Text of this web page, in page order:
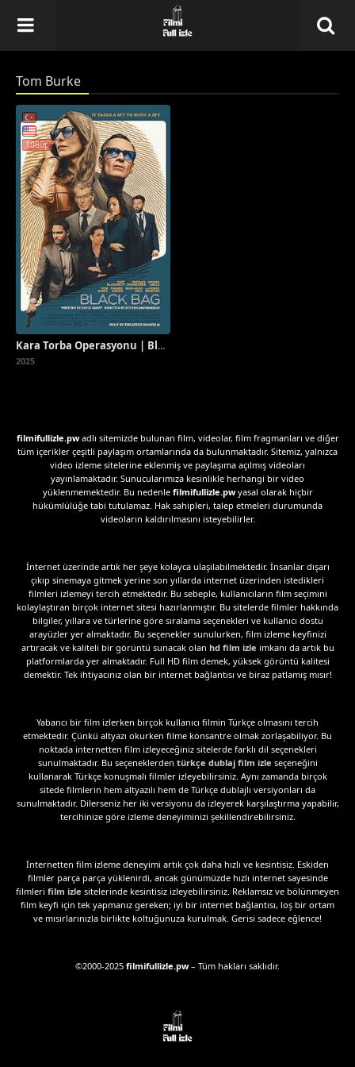
Tom Burke
1080p
Kara Torba Operasyonu | Black Bag
2025
filmifullizle.pwadlı sitemizde bulunan film, videolar, film fragmanları ve diğer
tüm içerikler çeşitli paylaşım ortamlarında da bulunmaktadır. Sitemiz, yalnızca
video izleme sitelerine eklenmiş ve paylaşıma açılmış videoları
yayınlamaktadır. Sunucularımıza kesinlikle herhangi bir video
yüklenmemektedir. Bu nedenle filmifullizle.pwyasal olarak hiçbir
hükümlülüğe tabi tutulamaz. Hak sahipleri, talep etmeleri durumunda
videoların kaldırılmasını isteyebilirler.
İnternet üzerinde artık her şeye kolayca ulaşılabilmektedir. İnsanlar dışarı
çıkıp sinemaya gitmek yerine son yıllarda internet üzerinden istedikleri
filmleri izlemeyi tercih etmektedir. Bu sebeple, kullanıcıların film seçimini
kolaylaştıran birçok internet sitesi hazırlanmıştır. Bu sitelerde filmler hakkında
bilgiler, yıllara ve türlerine göre sıralama seçenekleri ve kullanıcı dostu
arayüzler yer almaktadır. Bu seçenekler sunulurken, film izleme keyfinizi
artıracak ve kaliteli bir görüntü sunacak olan hd film izle imkanı da artık bu
platformlarda yer almaktadır. Full HD film demek, yüksek görüntü kalitesi
demektir. Tek ihtiyacınız olan bir internet bağlantısı ve biraz patlamış mısır!
Yabancı bir film izlerken birçok kullanıcı filmin Türkçe olmasını tercih
etmektedir. Çünkü altyazı okurken filme konsantre olmak zorlaşabiliyor. Bu
noktada internetten film izleyeceğiniz sitelerde farklı dil seçenekleri
sunulmaktadır. Bu seçeneklerden türkçe dublaj film izle seçeneğini
kullanarak Türkçe konuşmalı filmler izleyebilirsiniz. Aynı zamanda birçok
sitede filmlerin hem altyazılı hem de Türkçe dublajlı versiyonları da
sunulmaktadır. Dilerseniz her iki versiyonu da izleyerek karşılaştırma yapabilir,
tercihinize göre izleme deneyiminizi şekillendirebilirsiniz.
İnternetten film izleme deneyimi artık çok daha hızlı ve kesintisiz. Eskiden
filmler parça parça yüklenirdi, ancak günümüzde hızlı internet sayesinde
filmleri film izle sitelerinde kesintisiz izleyebilirsiniz. Reklamsız ve bölünmeyen
film keyfi için tek yapmanız gereken; iyi bir internet bağlantısı, loş bir ortam
ve mısırlarınızla birlikte koltuğunuza kurulmak. Gerisi sadece eğlence!
©2000-2025 filmifullizle.pw– Tüm hakları saklıdır.